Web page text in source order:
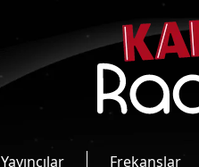
Yayıncılar Frekanslar